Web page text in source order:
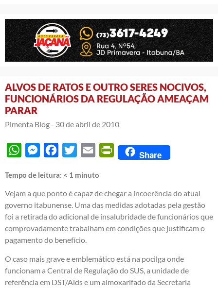
ALVOS DE RATOS E OUTRO SERES NOCIVOS,
FUNCIONÁRIOS DA REGULAÇÃO AMEAÇAM
PARAR
Pimenta Blog - 30 de abril de 2010
WhatsAppMessengerFacebook
Twitter Email PrintFriendly
Share
Tempo de leitura: < 1 minuto
Vejam a que ponto é capaz de chegar a incoerência do atual
governo itabunense. Uma das medidas adotadas pela gestão
foi a retirada do adicional de insalubridade de funcionários que
comprovadamente trabalham em condições que justificam o
pagamento do benefício.
O caso mais grave e emblemático está na pocilga onde
funcionam a Central de Regulação do SUS, a unidade de
referência em DST/Aids e um almoxarifado da Secretaria